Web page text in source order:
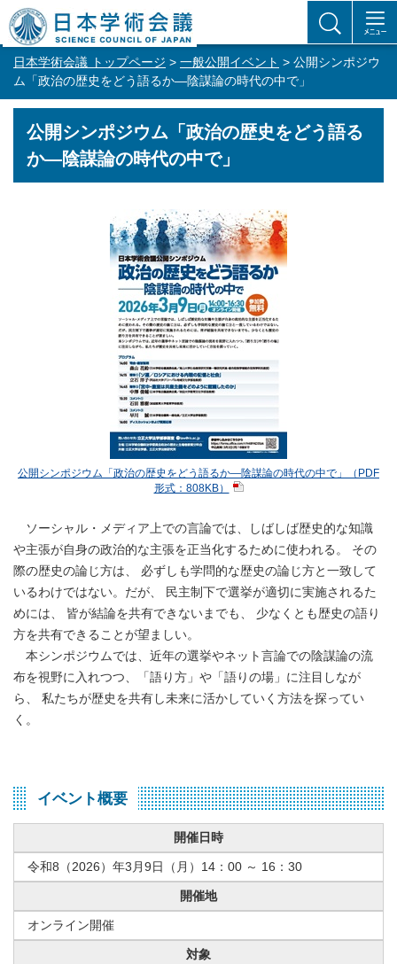
日本学術会議 トップページ > 一般公開イベント > 公開シンポジウ
ム「政治の歴史をどう語るか―陰謀論の時代の中で」
公開シンポジウム「政治の歴史をどう語る
か―陰謀論の時代の中で」
公開シンポジウム「政治の歴史をどう語るか―陰謀論の時代の中で」（PDF
形式：808KB）
ソーシャル・メディア上での言論では、しばしば歴史的な知識
や主張が自身の政治的な主張を正当化するために使われる。 その
際の歴史の論じ方は、 必ずしも学問的な歴史の論じ方と一致して
いるわけではない。だが、 民主制下で選挙が適切に実施されるた
めには、 皆が結論を共有できないまでも、 少なくとも歴史の語り
方を共有できることが望ましい。
本シンポジウムでは、近年の選挙やネット言論での陰謀論の流
布を視野に入れつつ、「語り方」や「語りの場」に注目しなが
ら、 私たちが歴史を共有し未来に活かしていく方法を探ってい
く。
イベント概要
開催日時
令和8（2026）年3月9日（月）14：00 ～ 16：30
開催地
オンライン開催
対象